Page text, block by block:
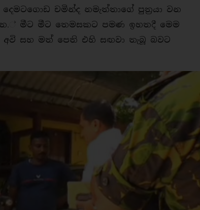
චමින්ද නමැත්තාගේ පුත්‍රයා වන
බන.් මීට මීට තෙමසකට පමණ ඉහතදී මෙම
සහ මත් පෙති එහි සඟවා තැබූ බවට